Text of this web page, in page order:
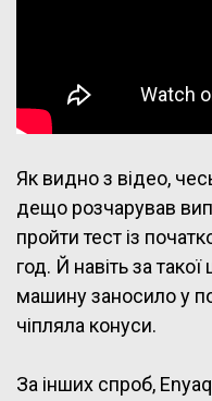
Як видно з відео,
дещо розчарував
пройти тест із
год. Й навіть за
машину заносило у
чіпляла конуси.
За інших спроб,